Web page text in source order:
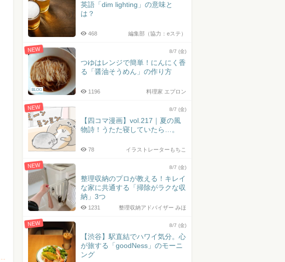
英語「dim lighting」の意味と
は？
編集部（協力：eステ）
468
NEW
BLOG
8/7 (金)
つゆはレンジで簡単！にんにく香
る「醤油そうめん」の作り方
料理家 エプロン
1196
NEW 8/7 (金)
【四コマ漫画】vol.217｜夏の風
物詩！うたた寝していたら…。
イラストレーターもちこ
78
NEW 8/7 (金)
整理収納のプロが教える！キレイ
な家に共通する「掃除がラクな収
納」3つ
整理収納アドバイザー みほ
1231
NEW 8/7 (金)
【渋谷】駅直結でハワイ気分。心
が旅する「goodNess」のモーニ
ング